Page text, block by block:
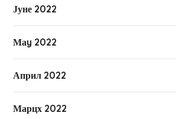
Јуне 2022
Маy 2022
Април 2022
Марцх 2022